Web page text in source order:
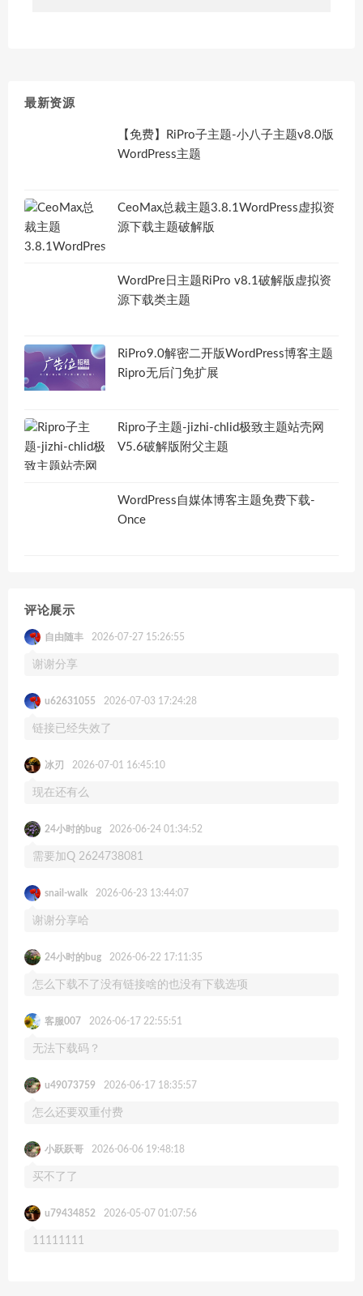
最新资源
【免费】RiPro子主题-小八子主题v8.0版
WordPress主题
CeoMax总裁主题3.8.1WordPress虚拟资
源下载主题破解版
WordPre日主题RiPro v8.1破解版虚拟资
源下载类主题
RiPro9.0解密二开版WordPress博客主题
Ripro无后门免扩展
Ripro子主题-jizhi-chlid极致主题站壳网
V5.6破解版附父主题
WordPress自媒体博客主题免费下载-
Once
评论展示
自由随丰 2026-07-27 15:26:55
谢谢分享
u62631055 2026-07-03 17:24:28
链接已经失效了
冰刃 2026-07-01 16:45:10
现在还有么
24小时的bug 2026-06-24 01:34:52
需要加Q 2624738081
snail-walk 2026-06-23 13:44:07
谢谢分享哈
24小时的bug 2026-06-22 17:11:35
怎么下载不了没有链接啥的也没有下载选项
客服007 2026-06-17 22:55:51
无法下载码？
u49073759 2026-06-17 18:35:57
怎么还要双重付费
小跃跃哥 2026-06-06 19:48:18
买不了了
u79434852 2026-05-07 01:07:56
11111111